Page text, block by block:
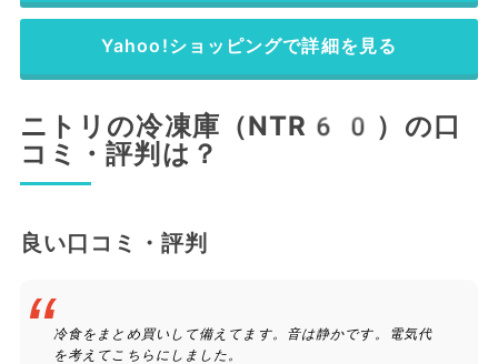
Yahoo!ショッピングで詳細を見る
ニトリの冷凍庫（NTR60）の口
コミ・評判は？
良い口コミ・評判
冷食をまとめ買いして備えてます。音は静かです。電気代
を考えてこちらにしました。